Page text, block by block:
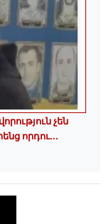
չեն
որդու...